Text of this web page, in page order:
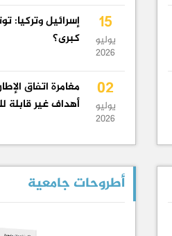
15
يوليو
2026
إسرائيل وتركيا:
كبرى؟
02
يوليو
2026
مغامرة اتفاق
أهداف غير قابلة
أطروحات جامعية